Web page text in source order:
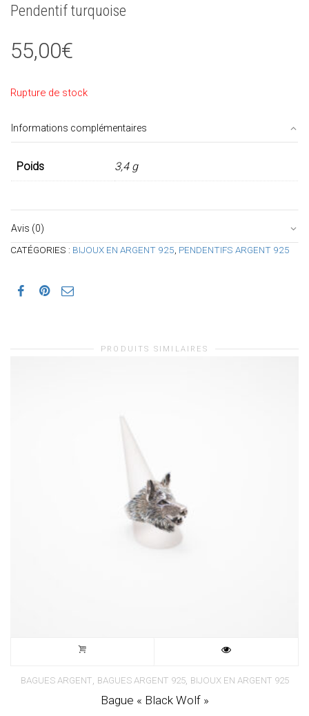
Pendentif turquoise
55,00€
Rupture de stock
Informations complémentaires
Poids 3,4 g
Avis (0)
CATÉGORIES : BIJOUX EN ARGENT 925 PENDENTIFS ARGENT 925
PRODUITS SIMILAIRES
BAGUES ARGENT, BAGUES ARGENT 925, BIJOUX EN ARGENT 925
Bague « Black Wolf »